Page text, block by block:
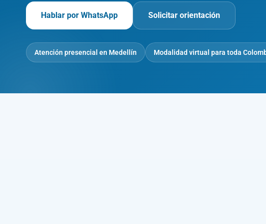
Hablar por WhatsApp Solicitar orientación
Atención presencial en Medellín Modalidad virtual para toda